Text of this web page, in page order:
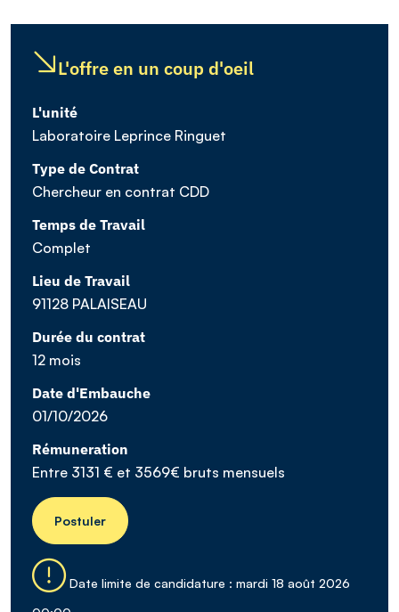
L'offre en un coup d'oeil
L'unité
Laboratoire Leprince Ringuet
Type de Contrat
Chercheur en contrat CDD
Temps de Travail
Complet
Lieu de Travail
91128 PALAISEAU
Durée du contrat
12 mois
Date d'Embauche
01/10/2026
Rémuneration
Entre 3131 € et 3569€ bruts mensuels
Postuler
Date limite de candidature : mardi 18 août 2026